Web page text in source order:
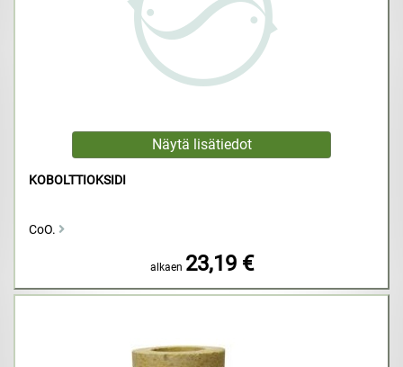
KOBOLTTIOKSIDI
CoO.
alkaen 23,19 €